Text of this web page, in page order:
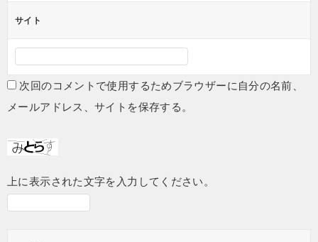
サイト
次回のコメントで使用するためブラウザーに自分の名前、
メールアドレス、サイトを保存する。
上に表示された文字を入力してください。